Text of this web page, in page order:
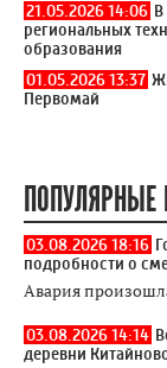
21.05.2026 14:06 В
региональных
образования
01.05.2026 13:37
Первомай
ПОПУЛЯРНЫЕ
03.08.2026 18:16
подробности о
Авария
03.08.2026 14:14
деревни